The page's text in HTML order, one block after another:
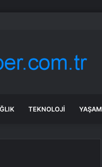
söyledi
TEKNOLOJI YAŞAM